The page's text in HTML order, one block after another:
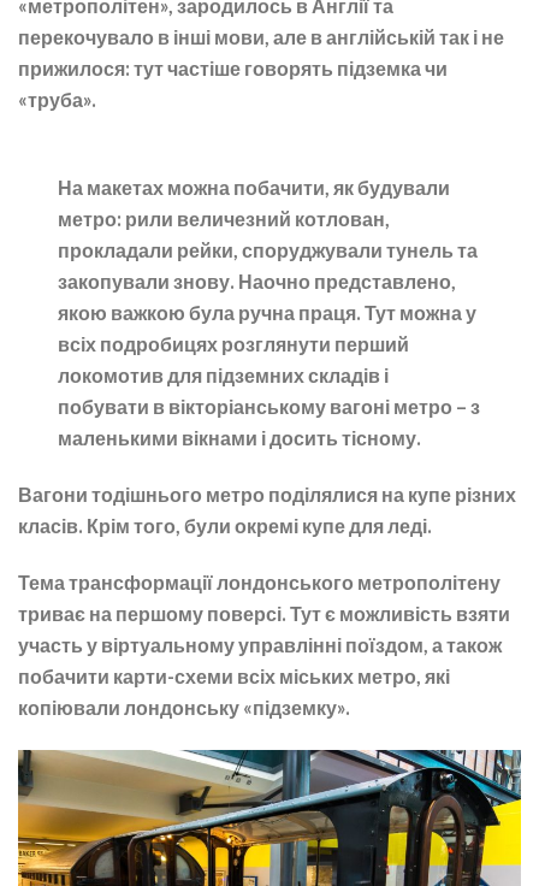
«метрополітен», зародилось в Англії та
перекочувало в інші мови, але в англійській так і не
прижилося: тут частіше говорять підземка чи
«труба».
На макетах можна побачити, як будували
метро: рили величезний котлован,
прокладали рейки, споруджували тунель та
закопували знову. Наочно представлено,
якою важкою була ручна праця. Тут можна у
всіх подробицях розглянути перший
локомотив для підземних складів і
побувати в вікторіанському вагоні метро – з
маленькими вікнами і досить тісному.
Вагони тодішнього метро поділялися на купе різних
класів. Крім того, були окремі купе для леді.
Тема трансформації лондонського метрополітену
триває на першому поверсі. Тут є можливість взяти
участь у віртуальному управлінні поїздом, а також
побачити карти-схеми всіх міських метро, які
копіювали лондонську «підземку».